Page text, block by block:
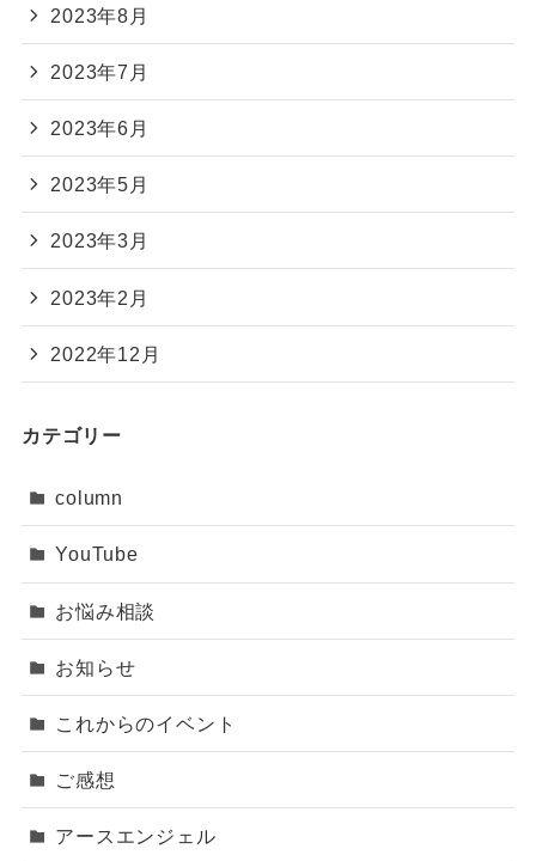
2023年8月
2023年7月
2023年6月
2023年5月
2023年3月
2023年2月
2022年12月
カテゴリー
column
YouTube
お悩み相談
お知らせ
これからのイベント
ご感想
アースエンジェル